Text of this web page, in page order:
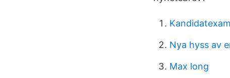
Nya hyss av
Max long